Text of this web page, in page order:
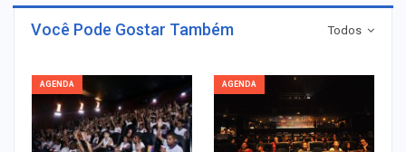
Todos
Você Pode Gostar Também
AGENDA AGENDA